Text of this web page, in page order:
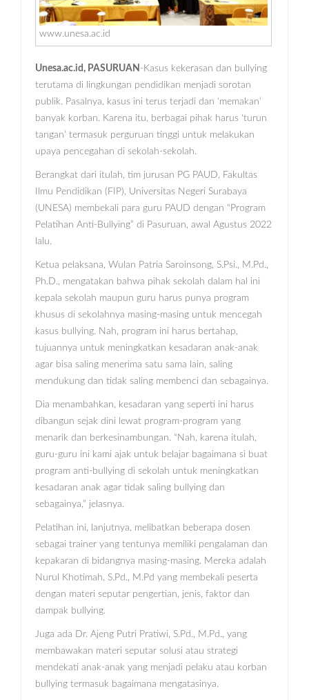
www.unesa.ac.id
Unesa.ac.id, PASURUAN -Kasus kekerasan dan bullying
terutama di lingkungan pendidikan menjadi sorotan
publik. Pasalnya, kasus ini terus terjadi dan ‘memakan’
banyak korban. Karena itu, berbagai pihak harus ‘turun
tangan’ termasuk perguruan tinggi untuk melakukan
upaya pencegahan di sekolah-sekolah.
Berangkat dari itulah, tim jurusan PG PAUD, Fakultas
Ilmu Pendidikan (FIP), Universitas Negeri Surabaya
(UNESA) membekali para guru PAUD dengan “Program
Pelatihan Anti-Bullying” di Pasuruan, awal Agustus 2022
lalu.
Ketua pelaksana, Wulan Patria Saroinsong, S.Psi., M.Pd.,
Ph.D., mengatakan bahwa pihak sekolah dalam hal ini
kepala sekolah maupun guru harus punya program
khusus di sekolahnya masing-masing untuk mencegah
kasus bullying. Nah, program ini harus bertahap,
tujuannya untuk meningkatkan kesadaran anak-anak
agar bisa saling menerima satu sama lain, saling
mendukung dan tidak saling membenci dan sebagainya.
Dia menambahkan, kesadaran yang seperti ini harus
dibangun sejak dini lewat program-program yang
menarik dan berkesinambungan. “Nah, karena itulah,
guru-guru ini kami ajak untuk belajar bagaimana si buat
program anti-bullying di sekolah untuk meningkatkan
kesadaran anak agar tidak saling bullying dan
sebagainya,” jelasnya.
Pelatihan ini, lanjutnya, melibatkan beberapa dosen
sebagai trainer yang tentunya memiliki pengalaman dan
kepakaran di bidangnya masing-masing. Mereka adalah
Nurul Khotimah, S.Pd., M.Pd yang membekali peserta
dengan materi seputar pengertian, jenis, faktor dan
dampak bullying.
Juga ada Dr. Ajeng Putri Pratiwi, S.Pd., M.Pd., yang
membawakan materi seputar solusi atau strategi
mendekati anak-anak yang menjadi pelaku atau korban
bullying termasuk bagaimana mengatasinya.